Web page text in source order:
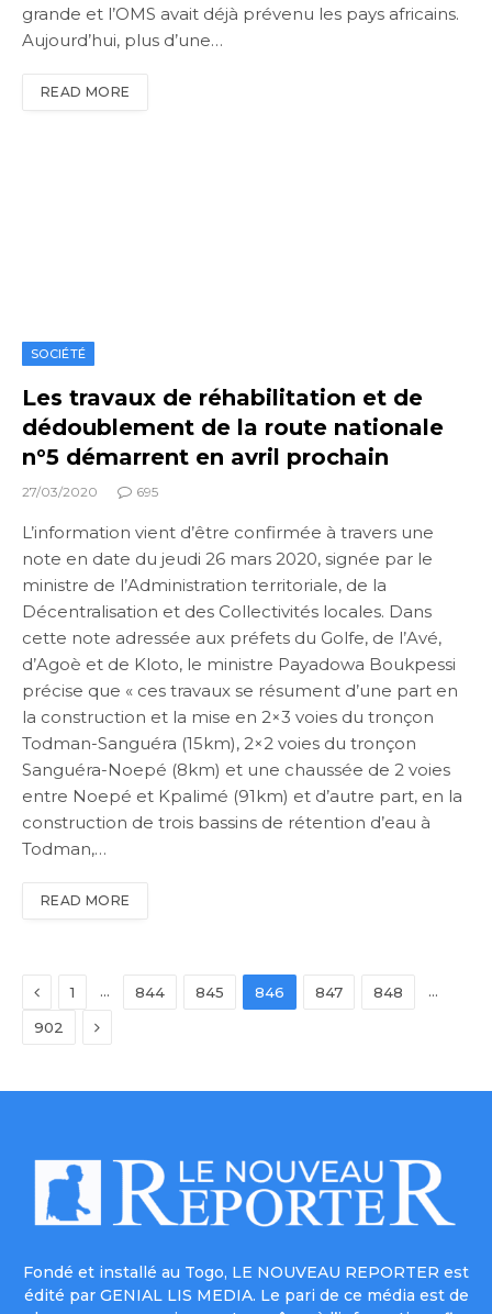
grande et l’OMS avait déjà prévenu les pays africains.
Aujourd’hui, plus d’une…
READ MORE
SOCIÉTÉ
Les travaux de réhabilitation et de
dédoublement de la route nationale
n°5 démarrent en avril prochain
27/03/2020 695
L’information vient d’être confirmée à travers une
note en date du jeudi 26 mars 2020, signée par le
ministre de l’Administration territoriale, de la
Décentralisation et des Collectivités locales. Dans
cette note adressée aux préfets du Golfe, de l’Avé,
d’Agoè et de Kloto, le ministre Payadowa Boukpessi
précise que « ces travaux se résument d’une part en
la construction et la mise en 2×3 voies du tronçon
Todman-Sanguéra (15km), 2×2 voies du tronçon
Sanguéra-Noepé (8km) et une chaussée de 2 voies
entre Noepé et Kpalimé (91km) et d’autre part, en la
construction de trois bassins de rétention d’eau à
Todman,…
READ MORE
Previous
1 … 844 845 846 847 848 …
902 Next
Fondé et installé au Togo, LE NOUVEAU REPORTER est
édité par GENIAL LIS MEDIA. Le pari de ce média est de